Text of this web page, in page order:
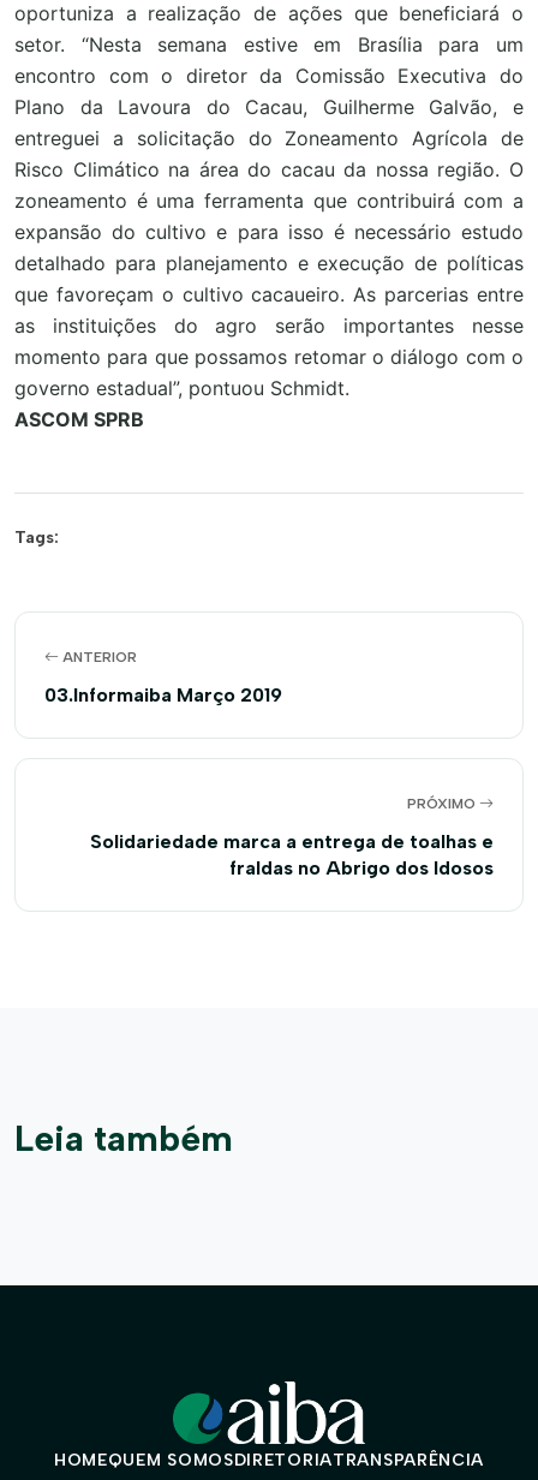
oportuniza a realização de ações que beneficiará o
setor. “Nesta semana estive em Brasília para um
encontro com o diretor da Comissão Executiva do
Plano da Lavoura do Cacau, Guilherme Galvão, e
entreguei a solicitação do Zoneamento Agrícola de
Risco Climático na área do cacau da nossa região. O
zoneamento é uma ferramenta que contribuirá com a
expansão do cultivo e para isso é necessário estudo
detalhado para planejamento e execução de políticas
que favoreçam o cultivo cacaueiro. As parcerias entre
as instituições do agro serão importantes nesse
momento para que possamos retomar o diálogo com o
governo estadual”, pontuou Schmidt.
ASCOM SPRB
Tags:
ANTERIOR
03.Informaiba Março 2019
PRÓXIMO
Solidariedade marca a entrega de toalhas e
fraldas no Abrigo dos Idosos
Leia também
HOMEQUEM SOMOSDIRETORIATRANSPARÊNCIA